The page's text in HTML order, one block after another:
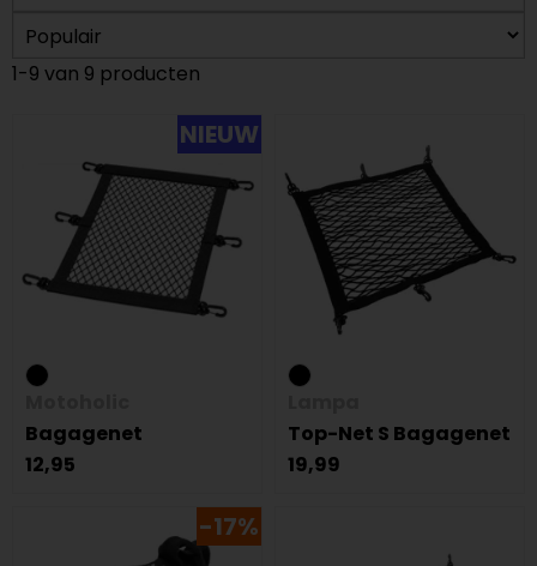
1-9 van 9 producten
NIEUW
Bagagenet
12,95
Top-Net S Bagagenet
19,99
-17%